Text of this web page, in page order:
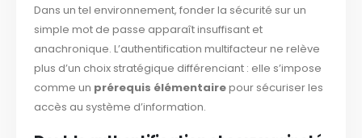
Dans un tel environnement, fonder la sécurité sur un
simple mot de passe apparaît insuffisant et
anachronique. L’authentification multifacteur ne relève
plus d’un choix stratégique différenciant : elle s’impose
comme un prérequis élémentairepour sécuriser les
accès au système d’information.